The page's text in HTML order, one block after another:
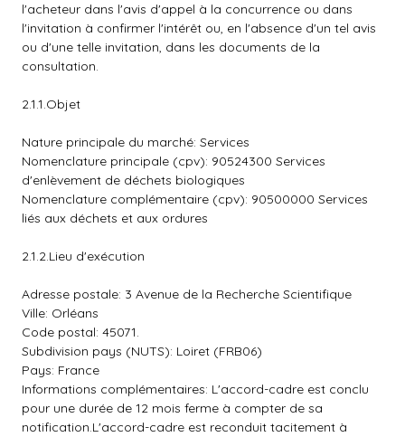
l'acheteur dans l'avis d'appel à la concurrence ou dans
l'invitation à confirmer l'intérêt ou, en l'absence d'un tel avis
ou d'une telle invitation, dans les documents de la
consultation.
2.1.1.Objet
Nature principale du marché: Services
Nomenclature principale (cpv): 90524300 Services
d'enlèvement de déchets biologiques
Nomenclature complémentaire (cpv): 90500000 Services
liés aux déchets et aux ordures
2.1.2.Lieu d'exécution
Adresse postale: 3 Avenue de la Recherche Scientifique
Ville: Orléans
Code postal: 45071.
Subdivision pays (NUTS): Loiret (FRB06)
Pays: France
Informations complémentaires: L'accord-cadre est conclu
pour une durée de 12 mois ferme à compter de sa
notification.L'accord-cadre est reconduit tacitement à